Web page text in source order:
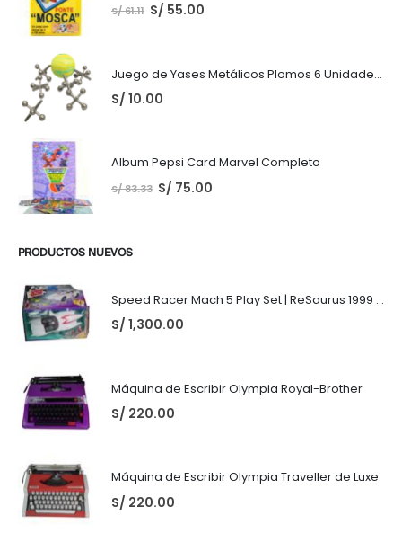
S/61.11 S/ 55.00
Juego de Yases Metálicos Plomos 6 Unidades + Pelota de Goma (En Bolsita Lista para Regalar)
S/ 10.00
Album Pepsi Card Marvel Completo
S/83.33 S/ 75.00
PRODUCTOS NUEVOS
Speed Racer Mach 5 Play Set | ReSaurus 1999 | Meteoro
S/ 1,300.00
Máquina de Escribir Olympia Royal-Brother
S/ 220.00
Máquina de Escribir Olympia Traveller de Luxe
S/ 220.00